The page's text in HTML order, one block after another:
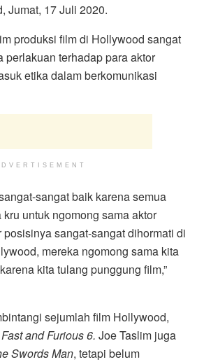
Jumat, 17 Juli 2020.
produksi film di Hollywood sangat
perlakuan terhadap para aktor
etika dalam berkomunikasi
sangat baik karena semua
kru untuk ngomong sama aktor
sangat-sangat dihormati di
mereka ngomong sama kita
kita tulang punggung film,”
sejumlah film Hollywood,
Fast and Furious 6. Joe Taslim juga
Swords Man, tetapi belum